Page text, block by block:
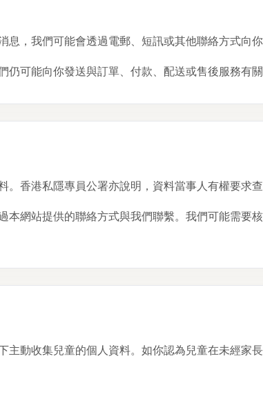
，我們可能會透過電郵、短訊或其他聯絡方式向你
可能向你發送與訂單、付款、配送或售後服務有關
香港私隱專員公署亦說明，資料當事人有權要求查
本網站提供的聯絡方式與我們聯繫。我們可能需要
動收集兒童的個人資料。如你認為兒童在未經家